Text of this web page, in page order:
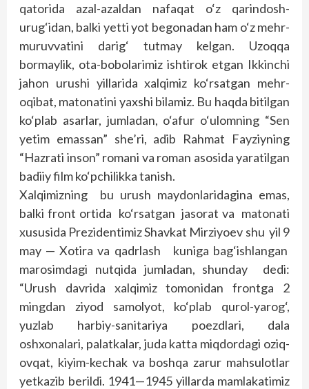
qatorida azal-azaldan nafaqat o‘z qarindosh-
urug‘idan, balki yetti yot begonadan ham o‘z mehr-
muruvvatini darig‘ tutmay kelgan. Uzoqqa
bormaylik, ota-bobolarimiz ishtirok etgan Ikkinchi
jahon urushi yillarida xalqimiz ko‘rsatgan mehr-
oqibat, matonatini yaxshi bilamiz. Bu haqda bitilgan
ko‘plab asarlar, jumladan, o‘afur o‘ulomning “Sen
yetim emassan” she’ri, adib Rahmat Fayziyning
“Hazrati inson” romani va roman asosida yaratilgan
badiiy film ko‘pchilikka tanish.
Xalqimizning bu urush maydonlaridagina emas,
balki front ortida ko‘rsatgan jasorat va matonati
xususida Prezidentimiz Shavkat Mirziyoev shu yil 9
may — Xotira va qadrlash kuniga bag‘ishlangan
marosimdagi nutqida jumladan, shunday dedi:
“Urush davrida xalqimiz tomonidan frontga 2
mingdan ziyod samolyot, ko‘plab qurol-yarog‘,
yuzlab harbiy-sanitariya poezdlari, dala
oshxonalari, palatkalar, juda katta miqdordagi oziq-
ovqat, kiyim-kechak va boshqa zarur mahsulotlar
yetkazib berildi. 1941—1945 yillarda mamlakatimiz